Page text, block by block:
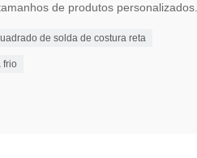
de produtos personalizados.
de solda de costura reta
frio